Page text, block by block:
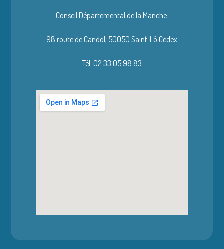
Conseil Départemental de la Manche
98 route de Candol, 50050 Saint-Lô Cedex
Tél. 02 33 05 98 83